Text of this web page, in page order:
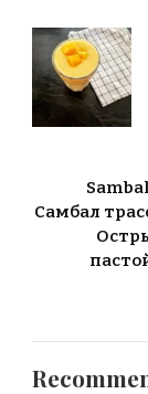
Самбал